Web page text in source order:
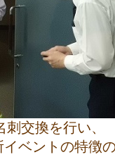
交換を行い、
ベントの特徴